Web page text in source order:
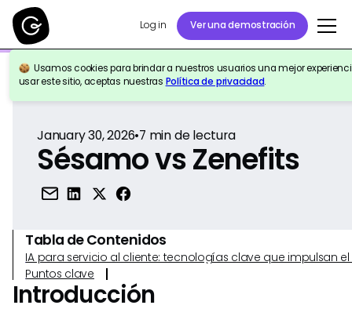
Log in Ver una demostración
Usamos cookies para brindar a nuestros usuarios una mejor
usar este sitio, aceptas nuestras Política de privacidad.
Volver a la Referencia
January 30, 2026•7 min de lectura
Sésamo vs Zenefits
Tabla de Contenidos
IA para servicio al cliente: tecnologías clave que impulsan
Puntos clave
Introducción